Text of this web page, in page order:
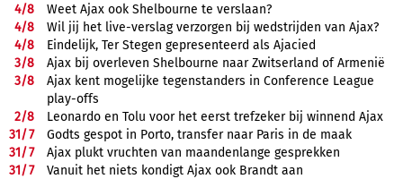
4/8
Weet Ajax ook Shelbourne te verslaan?
4/8
Wil jij het live-verslag verzorgen bij wedstrijden van Ajax?
4/8
Eindelijk, Ter Stegen gepresenteerd als Ajacied
3/8
Ajax bij overleven Shelbourne naar Zwitserland of Armenië
3/8
Ajax kent mogelijke tegenstanders in Conference League
play-offs
2/8
Leonardo en Tolu voor het eerst trefzeker bij winnend Ajax
31/7
Godts gespot in Porto, transfer naar Paris in de maak
31/7
Ajax plukt vruchten van maandenlange gesprekken
31/7 Vanuit het niets kondigt Ajax ook Brandt aan